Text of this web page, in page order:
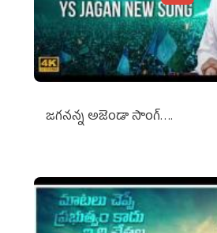
జగనన్న అజెండా సాంగ్….